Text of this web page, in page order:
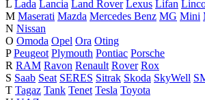
L Lada Lancia Land Rover Lexus Lifan
M Maserati Mazda Mercedes Benz MG Mini
N Nissan
O Omoda Opel Ora Oting
P Peugeot Plymouth Pontiac Porsche
R RAM Ravon Renault Rover Rox
S Saab Seat SERES Sitrak Skoda SkyWell
T Tagaz Tank Tenet Tesla Toyota